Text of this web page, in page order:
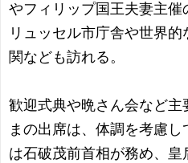
やフィリップ国王夫妻主
リュッセル市庁舎や世界
関なども訪れる。
歓迎式典や晩さん会など主
まの出席は、体調を考慮
は石破茂前首相が務め、